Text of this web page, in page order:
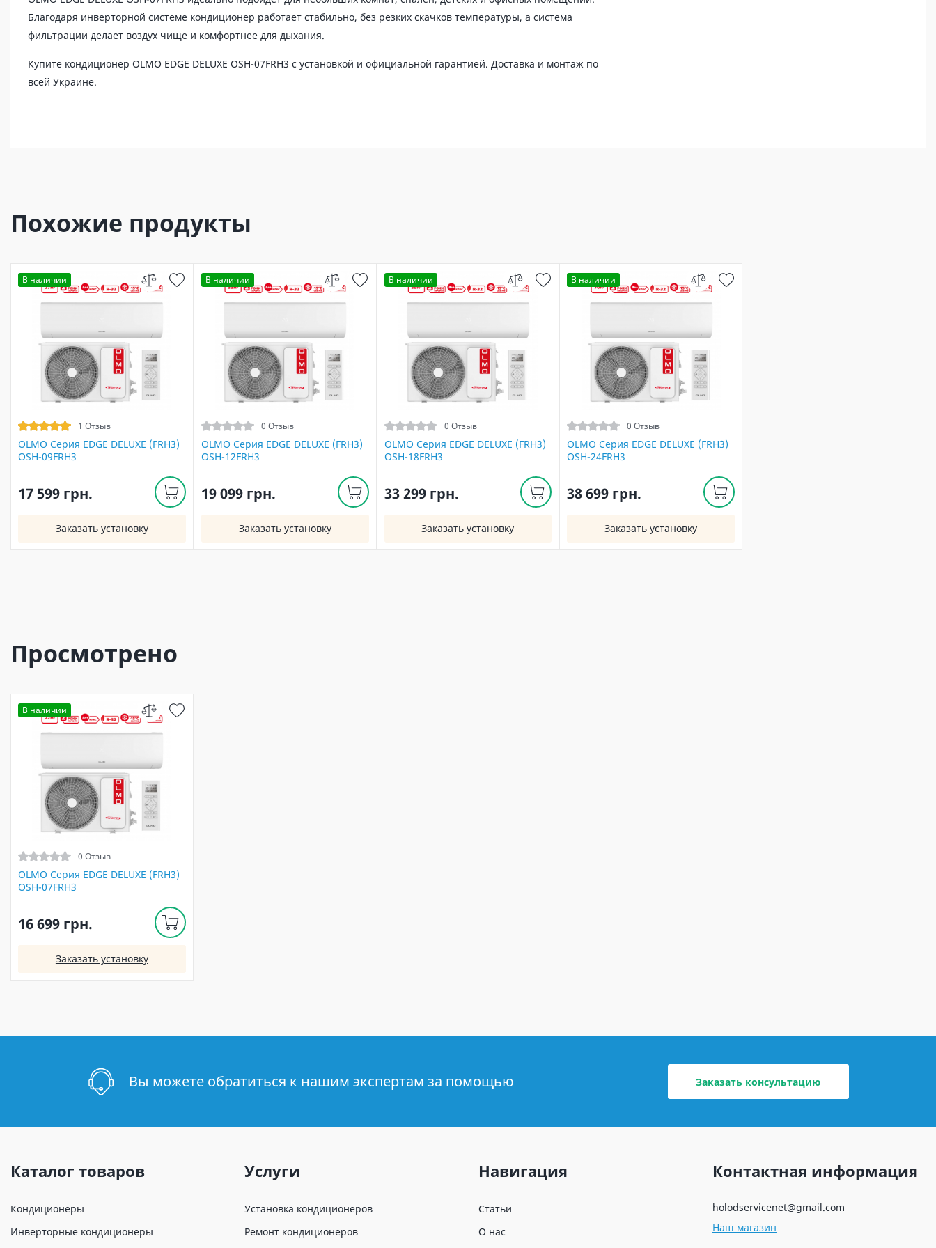
Благодаря инверторной системе кондиционер работает стабильно, без резких скачков температуры, а система
фильтрации делает воздух чище и комфортнее для дыхания.
Купите кондиционер OLMO EDGE DELUXE OSH-07FRH3 с установкой и официальной гарантией. Доставка и монтаж по
всей Украине.
Похожие продукты
В наличии
1 Отзыв
OLMO Серия EDGE DELUXE (FRH3)
OSH-09FRH3
17 599 грн.
Заказать установку
В наличии
0 Отзыв
OLMO Серия EDGE DELUXE (FRH3)
OSH-12FRH3
19 099 грн.
Заказать установку
В наличии
0 Отзыв
OLMO Серия EDGE DELUXE (FRH3)
OSH-18FRH3
33 299 грн.
Заказать установку
В наличии
0 Отзыв
OLMO Серия EDGE DELUXE (FRH3)
OSH-24FRH3
38 699 грн.
Заказать установку
Просмотрено
В наличии
0 Отзыв
OLMO Серия EDGE DELUXE (FRH3)
OSH-07FRH3
16 699 грн.
Заказать установку
Вы можете обратиться к нашим экспертам за помощью Заказать консультацию
Каталог товаров
Кондиционеры
Инверторные кондиционеры
Услуги
Установка кондиционеров
Ремонт кондиционеров
Навигация
Статьи
О нас
Контактная информация
holodservicenet@gmail.com
Наш магазин